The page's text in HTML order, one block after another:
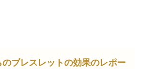
のブレスレットの効果のレポー